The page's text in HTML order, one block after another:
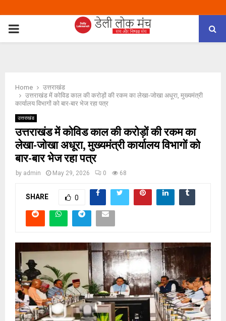
PRIMARY
Home
उत्तराखंड
उत्तराखंड में कोविड काल की करोड़ों की रकम का लेखा-जोखा अधूरा, मुख्यमंत्री
कार्यालय विभागों को बार-बार भेज रहा पत्र
उत्तराखंड
उत्तराखंड में कोविड काल की करोड़ों की रकम का
लेखा-जोखा अधूरा, मुख्यमंत्री कार्यालय विभागों को
बार-बार भेज रहा पत्र
by admin May 29, 2026 0 68
SHARE 0